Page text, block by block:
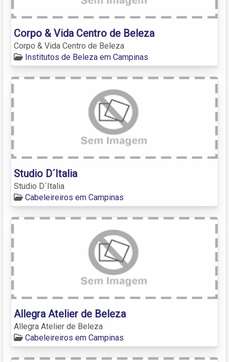
Corpo & Vida Centro de Beleza
Corpo & Vida Centro de Beleza
Institutos de Beleza em Campinas
Studio D´Italia
Studio D´Italia
Cabeleireiros em Campinas
Allegra Atelier de Beleza
Allegra Atelier de Beleza
Cabeleireiros em Campinas